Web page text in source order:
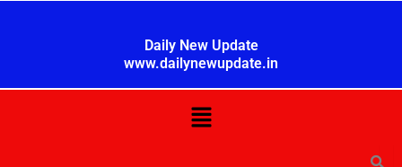
Daily New Update
www.dailynewupdate.in
Menu